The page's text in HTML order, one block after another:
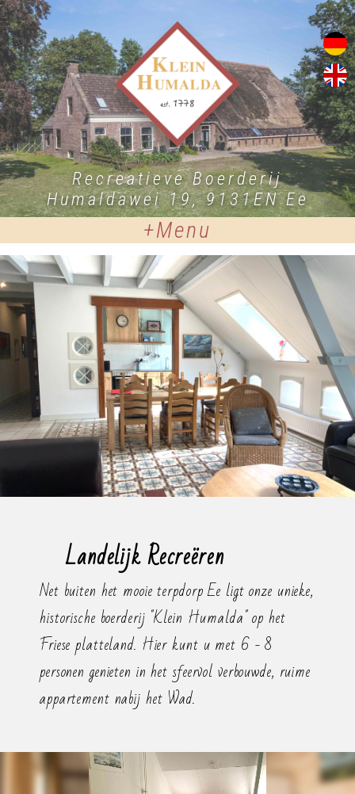
Recreatieve Boerderij
Humaldawei 19, 9131EN Ee
Menu
Landelijk Recreëren
Net buiten het mooie terpdorp Ee ligt onze unieke,
historische boerderij "Klein Humalda" op het
Friese platteland. Hier kunt u met 6 - 8
personen genieten in het sfeervol verbouwde, ruime
appartement nabij het Wad.